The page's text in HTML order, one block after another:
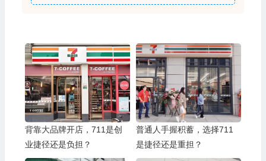
背靠大品牌开店，711是创
业捷径还是负担？
普通人手握积蓄，选择711
是捷径还是重担？